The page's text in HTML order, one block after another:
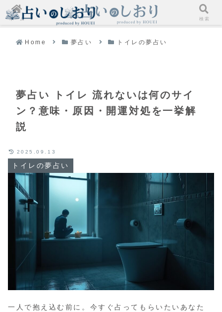
Home 夢占い トイレの夢占い
夢占い トイレ 流れないは何のサイ
ン？意味・原因・開運対処を一挙解
説
トイレの夢占い
2025.09.13
一人で抱え込む前に。今すぐ占ってもらいたいあなた
ホーム 検索